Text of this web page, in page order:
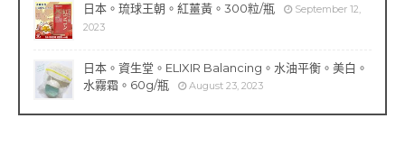
日本。琉球王朝。紅薑黃。300粒/瓶
September 12,
2023
日本。資生堂。ELIXIR Balancing。水油平衡。美白。
水霧霜。60g/瓶
August 23, 2023